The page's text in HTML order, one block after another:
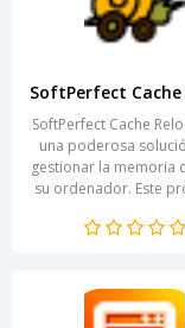
SoftPerfect Cache
una poderosa
gestionar la memoria
su ordenador. Este
fácilmente...